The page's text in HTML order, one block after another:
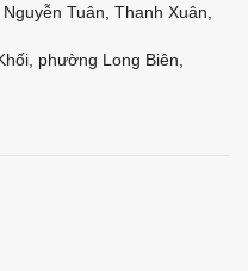
Tuân, Thanh Xuân,
phường Long Biên,